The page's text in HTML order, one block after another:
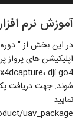
آموزش نرم
در این بخش از "
اپلیکیشن های
شوند. جهت دریافت
نمایید.
uav_package/